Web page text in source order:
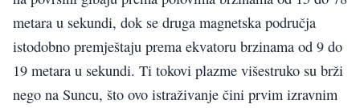
metara u sekundi, dok se druga magnetska područja
istodobno premještaju prema ekvatoru brzinama od 9 do
19 metara u sekundi. Ti tokovi plazme višestruko su brži
nego na Suncu, što ovo istraživanje čini prvim izravnim